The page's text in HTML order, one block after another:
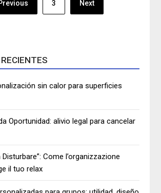
3 Next
sin calor para superficies
Oportunidad: alivio legal para cancelar
Come l’organizzazione
il tuo relax